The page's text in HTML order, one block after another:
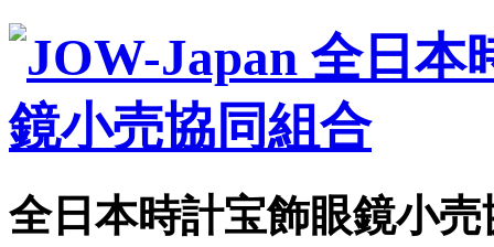
全日本時計宝飾眼鏡小